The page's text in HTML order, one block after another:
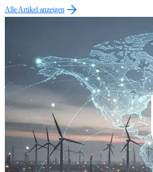
Alle Artikel anzeigen